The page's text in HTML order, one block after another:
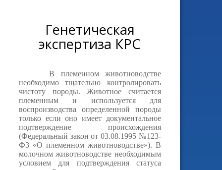
Генетическая
экспертиза КРС
В племенном животноводстве
необходимо тщательно контролировать
чистоту породы. Животное считается
племенным и используется для
воспроизводства определенной породы
только если оно имеет документальное
подтверждение происхождения
(Федеральный закон от 03.08.1995 №123-
ФЗ «О племенном животноводстве»). В
молочном животноводстве необходимым
условием для подтверждения статуса